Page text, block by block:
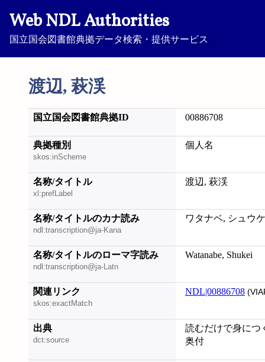
Web NDL Authorities
国立国会図書館典拠データ検索・提供サービス
渡辺, 萩渓
国立国会図書館典拠ID 00886708
典拠種別
skos:inScheme
個人名
名称/タイトル
xl:prefLabel
渡辺, 萩渓
名称/タイトルのカナ読み
ndl:transcription@ja-Kana
ワタナベ, シュウ
名称/タイトルのローマ字読み
ndl:transcription@ja-Latn
Watanabe, Shukei
関連リンク
skos:exactMatch
NDL|00886708
出典
dct:source
読むだけで身につ
奥付